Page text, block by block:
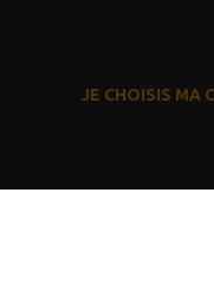
JE CHOISIS MA